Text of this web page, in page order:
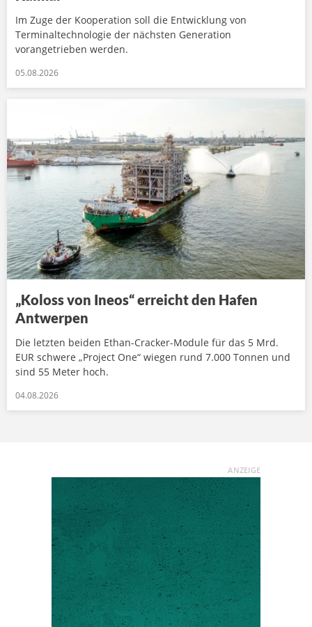
Im Zuge der Kooperation soll die Entwicklung von
Terminaltechnologie der nächsten Generation
vorangetrieben werden.
05.08.2026
„Koloss von Ineos“ erreicht den Hafen
Antwerpen
Die letzten beiden Ethan-Cracker-Module für das 5 Mrd.
EUR schwere „Project One“ wiegen rund 7.000 Tonnen und
sind 55 Meter hoch.
04.08.2026
ANZEIGE